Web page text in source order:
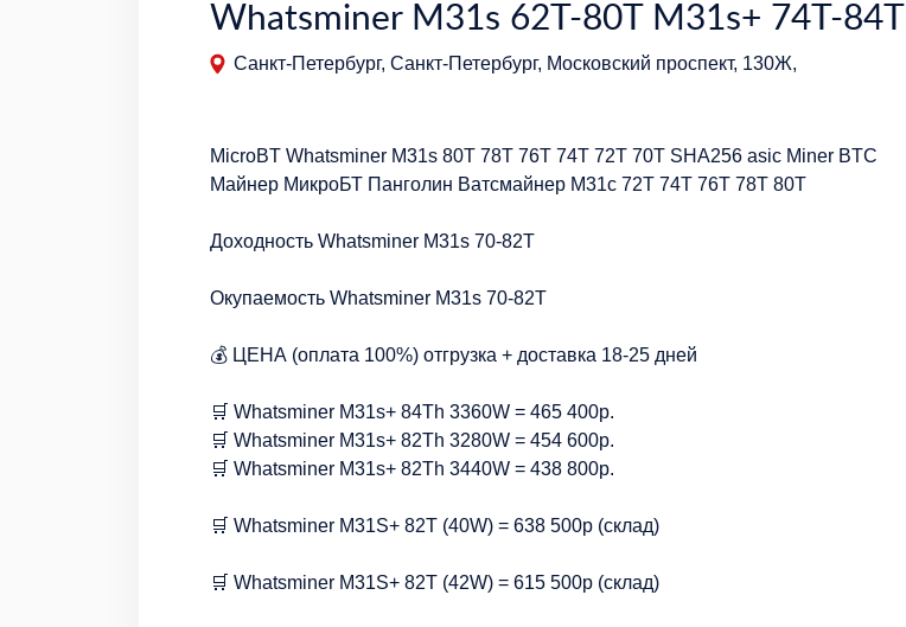
Whatsminer M31s 62T-80T M31s+ 74T-84T
Санкт-Петербург, Санкт-Петербург, Московский проспект, 130Ж,
MicroBT Whatsminer M31s 80T 78T 76T 74T 72T 70T SHA256 asic Miner BTC
Майнер МикроБТ Панголин Ватсмайнер М31c 72Т 74Т 76Т 78Т 80Т
Доходность Whatsminer M31s 70-82T
Окупаемость Whatsminer M31s 70-82T
💰 ЦЕНА (оплата 100%) отгрузка + доставка 18-25 дней
🛒 Whatsminer M31s+ 84Th 3360W = 465 400р.
🛒 Whatsminer M31s+ 82Th 3280W = 454 600р.
🛒 Whatsminer M31s+ 82Th 3440W = 438 800р.
🛒 Whatsminer M31S+ 82T (40W) = 638 500р (склад)
🛒 Whatsminer M31S+ 82T (42W) = 615 500р (склад)